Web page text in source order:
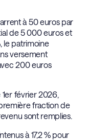
devient
à 50 euros par
de 5 000 euros et
le patrimoine
versement
200 euros
1er février 2026,
fraction de
sont remplies.
à 17,2 % pour